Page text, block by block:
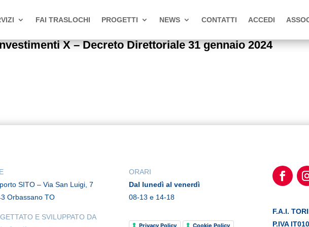
FAI TRASLOCHI PROGETTI NEWS CONTATTI ACCEDI
X – Decreto Direttoriale 31 gennaio 2024
SITO – Via San Luigi, 7
Orbassano TO
E SVILUPPATO DA
ORARI
Dal lunedì al venerdì
08-13 e 14-18
Privacy Policy Cookie Policy
F.A.I.
P.IVA